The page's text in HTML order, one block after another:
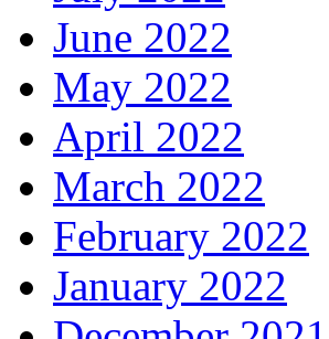
June 2022
May 2022
April 2022
March 2022
February 2022
January 2022